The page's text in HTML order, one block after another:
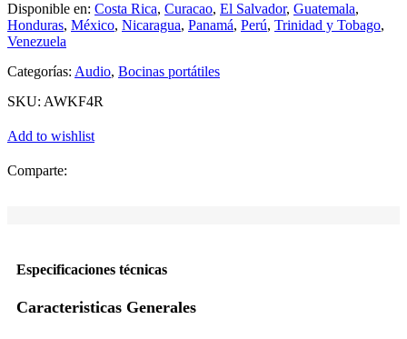
Disponible en: Costa Rica, Curacao, El Salvador, Guatemala,
Honduras, México, Nicaragua, Panamá, Perú, Trinidad y Tobago,
Venezuela
Categorías: Audio, Bocinas portátiles
SKU: AWKF4R
Add to wishlist
Comparte:
Especificaciones técnicas
Caracteristicas Generales